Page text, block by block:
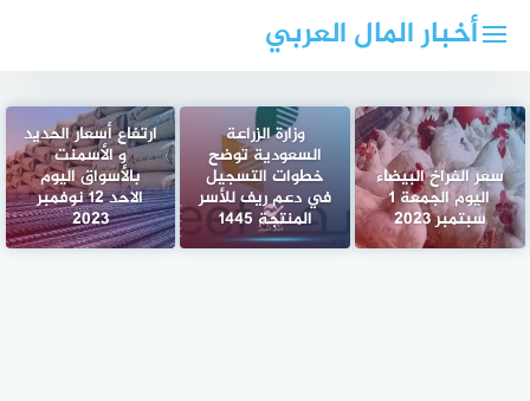
أخبار المال العربي
سعر الفراخ البيضاء
اليوم الجمعة 1
سبتمبر 2023
وزارة الزراعة
السعودية توضح
خطوات التسجيل
في دعم ريف للأسر
المنتجة 1445
ارتفاع أسعار الحديد
و الأسمنت
بالأسواق اليوم
الاحد 12 نوفمبر
2023